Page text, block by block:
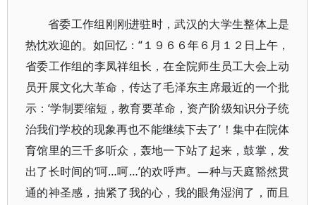
省委工作组刚刚进驻时，武汉的大学生整体上是
热忱欢迎的。如回忆：“１９６６年６月１２日上午，
省委工作组的李凤祥组长，在全院师生员工大会上动
员开展文化大革命，传达了毛泽东主席最近的一个批
示：‘学制要缩短，教育要革命，资产阶级知识分子统
治我们学校的现象再也不能继续下去了’！集中在院体
育馆里的三千多听众，轰地一下站了起来，鼓掌，发
出了长时间的‘呵…呵…’的欢呼声。—种与天庭豁然贯
通的神圣感，抽紧了我的心，我的眼角湿润了，而且